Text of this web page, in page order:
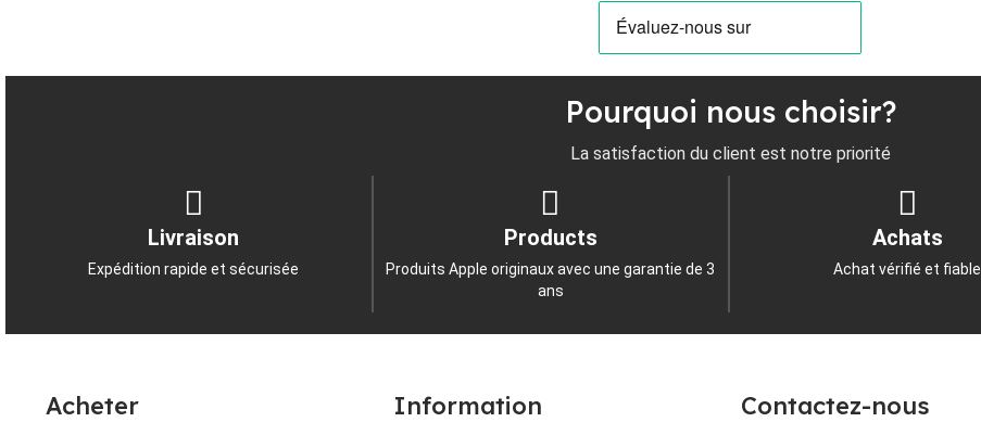
Pourquoi nous choisir?
La satisfaction du client est notre priorité
Livraison
Expédition rapide et sécurisée
Products
Produits Apple originaux avec une garantie de 3
ans
Achats
Achat vérifié et fiable
Acheter Information Contactez-nous